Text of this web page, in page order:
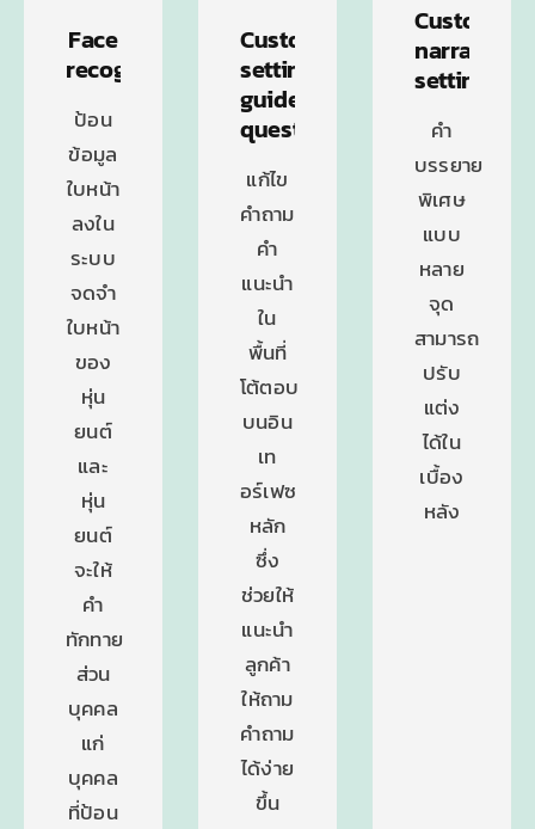
Face
recognition
ป้อน
ข้อมูล
ใบหน้า
ลงใน
ระบบ
จดจำ
ใบหน้า
ของ
หุ่น
ยนต์
และ
หุ่น
ยนต์
จะให้
คำ
ทักทาย
ส่วน
บุคคล
แก่
บุคคล
ที่ป้อน
Custom
settings
guide
question
แก้ไข
คำถาม
คำ
แนะนำ
ใน
พื้นที่
โต้ตอบ
บนอิน
เท
อร์เฟซ
หลัก
ซึ่ง
ช่วยให้
แนะนำ
ลูกค้า
ให้ถาม
คำถาม
ได้ง่าย
ขึ้น
Custom
narration
settings
คำ
บรรยาย
พิเศษ
แบบ
หลาย
จุด
สามารถ
ปรับ
แต่ง
ได้ใน
เบื้อง
หลัง